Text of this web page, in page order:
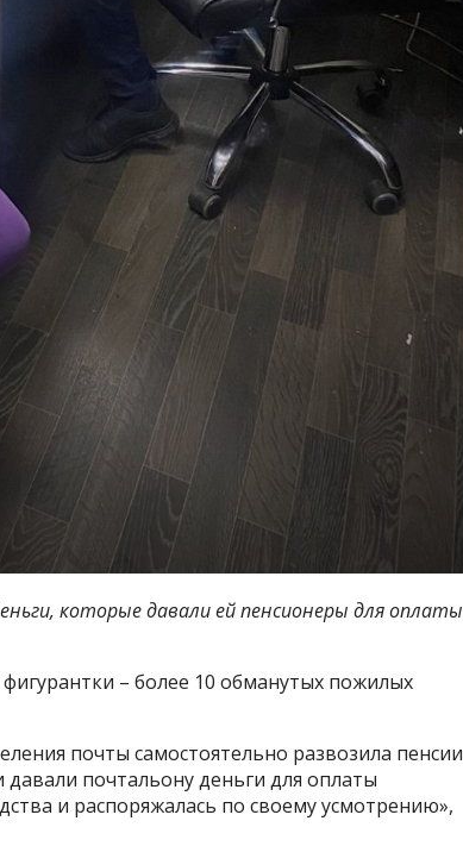
которые давали ей пенсионеры для оплаты
– более 10 обманутых пожилых
почты самостоятельно развозила пенсии
почтальону деньги для оплаты
и распоряжалась по своему усмотрению»,